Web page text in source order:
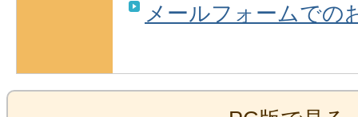
メールフォームでの